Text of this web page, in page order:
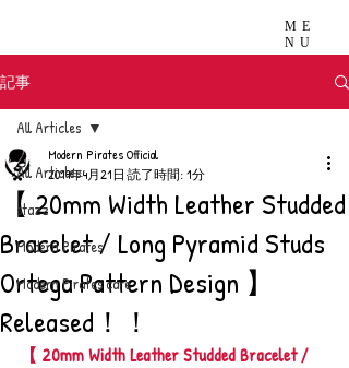
ME
NU
記事
All Articles
stazz
Modern Pirates
Modern Pirates care
All Articles
【 20mm Width Leather Studded
Bracelet / Long Pyramid Studs
Ortega Pattern Design 】
Released！！
Modern Pirates Official
2019年4月21日 読了時間: 1分
【 20mm Width Leather Studded Bracelet /